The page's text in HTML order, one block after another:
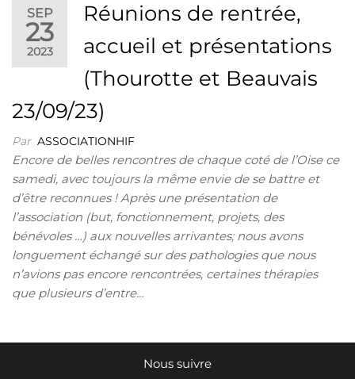
SEP
23
2023
Réunions de rentrée,
accueil et présentations
(Thourotte et Beauvais
23/09/23)
Par ASSOCIATIONHIF
Encore de belles rencontres de chaque coté de l’Oise ce
samedi, avec toujours la même envie de se battre et
d’être reconnues ! Après une présentation de
l’association (but, fonctionnement, projets, des
bénévoles …) aux nouvelles arrivantes; nous avons
longuement échangé sur des pathologies que nous
n’avions pas encore rencontrées, certaines thérapies
que plusieurs d’entre…
Nous suivre